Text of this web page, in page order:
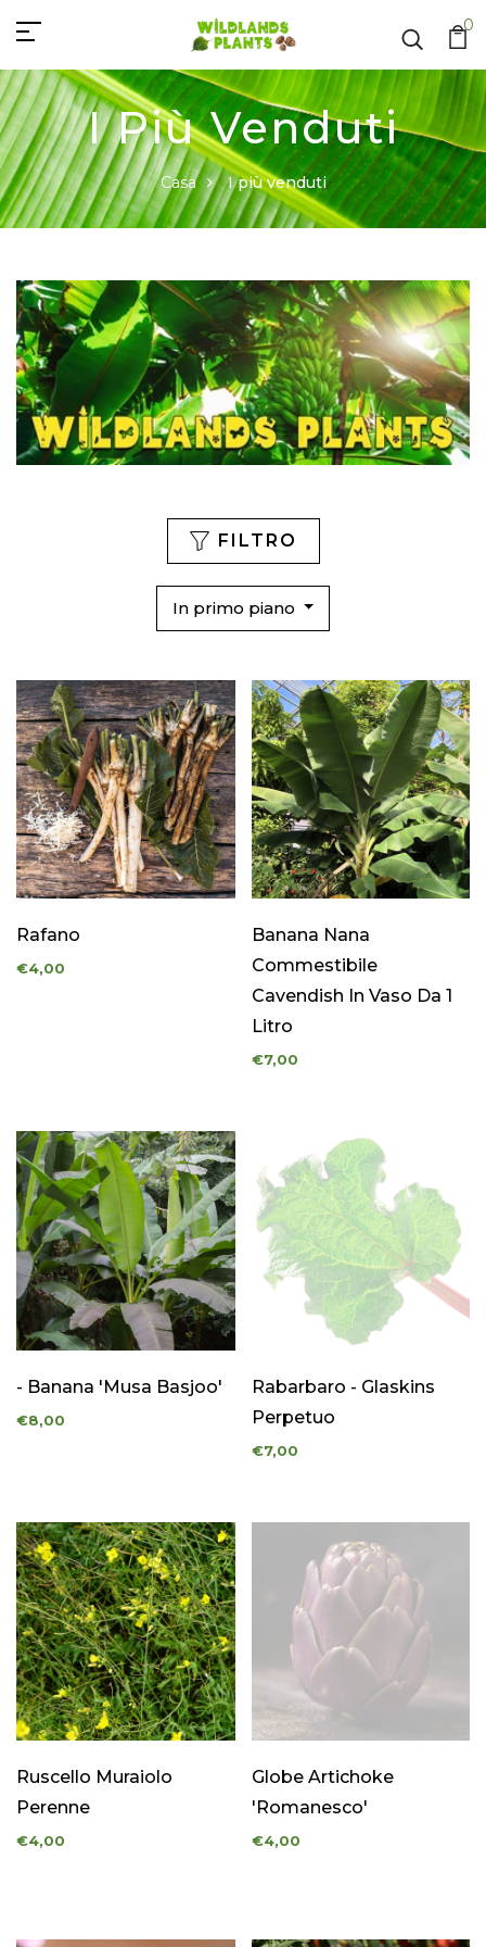
0
I Più Venduti
Casa I più venduti
FILTRO
In primo piano
Rafano
€4,00
Banana Nana
Commestibile
Cavendish In Vaso Da 1
Litro
€7,00
- Banana 'Musa Basjoo'
€8,00
Rabarbaro - Glaskins
Perpetuo
€7,00
Ruscello Muraiolo
Perenne
€4,00
Globe Artichoke
'Romanesco'
€4,00